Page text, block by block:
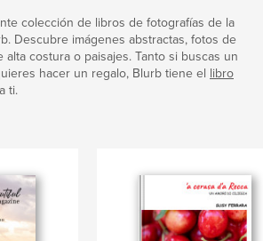
colección de libros de fotografías de la
Descubre imágenes abstractas, fotos de
alta costura o paisajes. Tanto si buscas un
hacer un regalo, Blurb tiene el libro
ti.